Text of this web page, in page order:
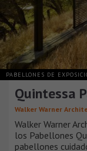
PABELLONES DE
Quintessa
Walker Warner
Walker Warner
los Pabellones
pabellones